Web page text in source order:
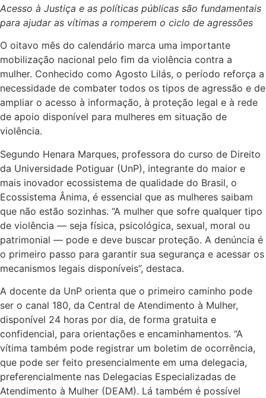
Acesso à Justiça e as políticas públicas são fundamentais
para ajudar as vítimas a romperem o ciclo de agressões
O oitavo mês do calendário marca uma importante
mobilização nacional pelo fim da violência contra a
mulher. Conhecido como Agosto Lilás, o período reforça a
necessidade de combater todos os tipos de agressão e de
ampliar o acesso à informação, à proteção legal e à rede
de apoio disponível para mulheres em situação de
violência.
Segundo Henara Marques, professora do curso de Direito
da Universidade Potiguar (UnP), integrante do maior e
mais inovador ecossistema de qualidade do Brasil, o
Ecossistema Ânima, é essencial que as mulheres saibam
que não estão sozinhas. “A mulher que sofre qualquer tipo
de violência — seja física, psicológica, sexual, moral ou
patrimonial — pode e deve buscar proteção. A denúncia é
o primeiro passo para garantir sua segurança e acessar os
mecanismos legais disponíveis”, destaca.
A docente da UnP orienta que o primeiro caminho pode
ser o canal 180, da Central de Atendimento à Mulher,
disponível 24 horas por dia, de forma gratuita e
confidencial, para orientações e encaminhamentos. “A
vítima também pode registrar um boletim de ocorrência,
que pode ser feito presencialmente em uma delegacia,
preferencialmente nas Delegacias Especializadas de
Atendimento à Mulher (DEAM). Lá também é possível